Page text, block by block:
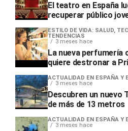
El teatro en España
recuperar público
ESTILO DE VIDA: SALUD,
TENDENCIAS
3 meses hace
La nueva perfumería
quiere destronar a
ACTUALIDAD EN ESPAÑA Y
3 meses hace
Descubren un nuevo
de más de 13 metros
ACTUALIDAD EN ESPAÑA Y
3 meses hace